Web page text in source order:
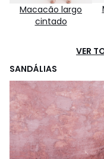
Macacão largo
cintado
VER
SANDÁLIAS